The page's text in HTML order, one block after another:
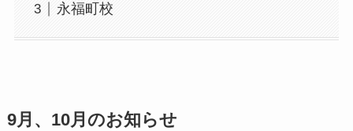
永福町校
9月、10月のお知らせ